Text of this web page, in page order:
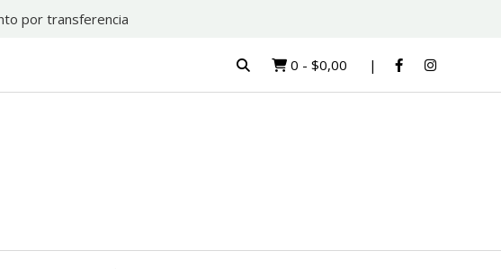
por transferencia
0 - $0,00